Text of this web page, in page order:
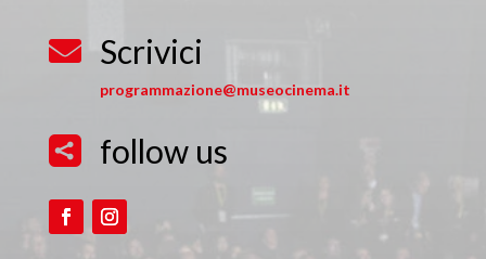
 Scrivici
programmazione@museocinema.it
 follow us